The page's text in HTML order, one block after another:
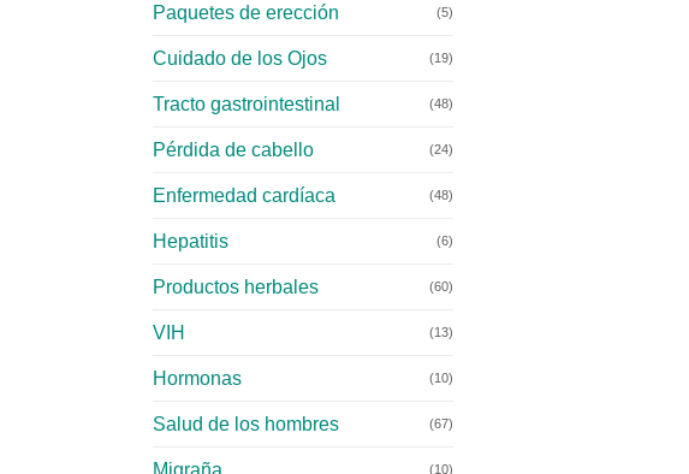
Paquetes de erección (5)
Cuidado de los Ojos (19)
Tracto gastrointestinal (48)
Pérdida de cabello (24)
Enfermedad cardíaca (48)
Hepatitis (6)
Productos herbales (60)
VIH (13)
Hormonas (10)
Salud de los hombres (67)
Migraña (10)